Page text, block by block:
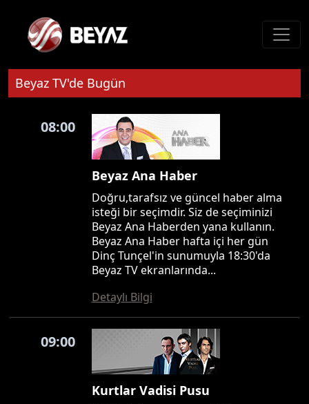
Beyaz TV'de Bugün
08:00
Beyaz Ana Haber
Doğru,tarafsız ve güncel haber alma
isteği bir seçimdir. Siz de seçiminizi
Beyaz Ana Haberden yana kullanın.
Beyaz Ana Haber hafta içi her gün
Dinç Tunçel'in sunumuyla 18:30'da
Beyaz TV ekranlarında...
Detaylı Bilgi
09:00
Kurtlar Vadisi Pusu